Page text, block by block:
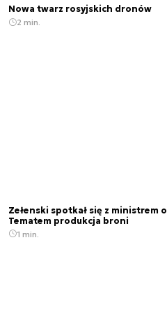
Nowa twarz rosyjskich dronów
2 min.
Zełenski spotkał się z ministrem
Tematem produkcja broni
1 min.